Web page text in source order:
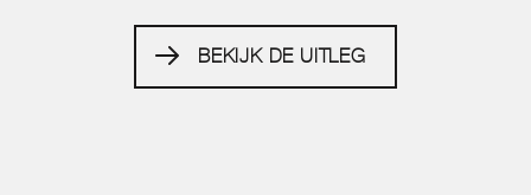
BEKIJK DE UITLEG